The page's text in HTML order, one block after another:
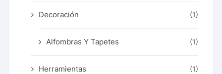
Decoración (1)
Alfombras Y Tapetes (1)
Herramientas (1)